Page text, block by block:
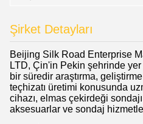
Şirket Detayları
Beijing Silk Road Enterprise
LTD, Çin'in Pekin şehrinde yer
bir süredir araştırma,
teçhizatı üretimi konusunda
cihazı, elmas çekirdeği
aksesuarlar ve sondaj